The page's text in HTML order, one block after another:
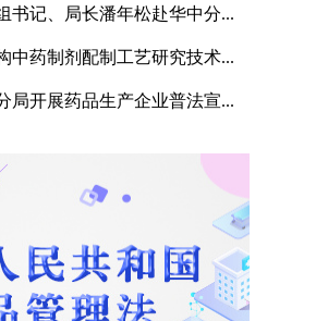
书记、局长潘年松赴华中分...
中药制剂配制工艺研究技术...
局开展药品生产企业普法宣...